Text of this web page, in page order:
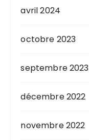
avril 2024
octobre 2023
septembre 2023
décembre 2022
novembre 2022